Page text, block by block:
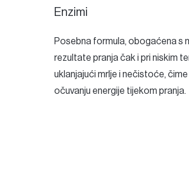
Enzimi
Posebna formula, obogaćena s
rezultate pranja čak i pri niskim
uklanjajući mrlje i nečistoće,
očuvanju energije tijekom pranja.